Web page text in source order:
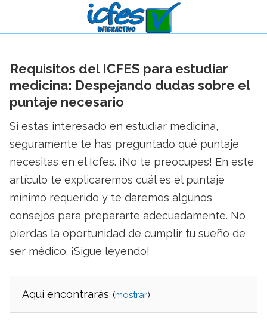
Requisitos del ICFES para estudiar
medicina: Despejando dudas sobre el
puntaje necesario
Si estás interesado en estudiar medicina,
seguramente te has preguntado qué puntaje
necesitas en el Icfes. ¡No te preocupes! En este
artículo te explicaremos cuál es el puntaje
mínimo requerido y te daremos algunos
consejos para prepararte adecuadamente. No
pierdas la oportunidad de cumplir tu sueño de
ser médico. ¡Sigue leyendo!
Aquí encontrarás ( )